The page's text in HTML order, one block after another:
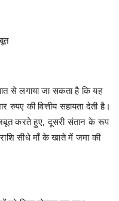
से लगाया जा सकता है कि यह
की वित्तीय सहायता देती है।
करते हुए, दूसरी संतान के रूप
सीधे माँ के खाते में जमा की